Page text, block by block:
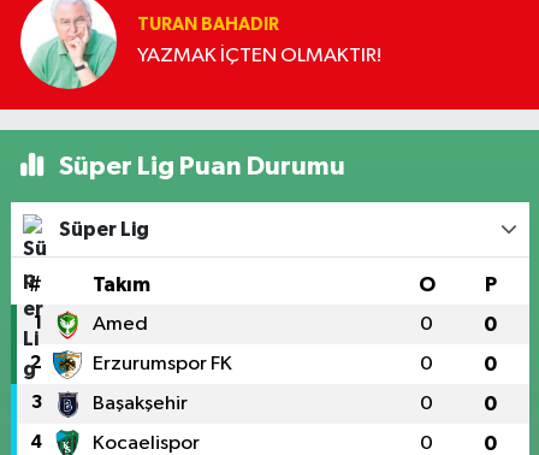
TURAN BAHADIR
YAZMAK İÇTEN OLMAKTIR!
Süper Lig Puan Durumu
Süper Lig
# Takım O P
1 Amed 0 0
2 Erzurumspor FK 0 0
3 Başakşehir 0 0
4 Kocaelispor 0 0